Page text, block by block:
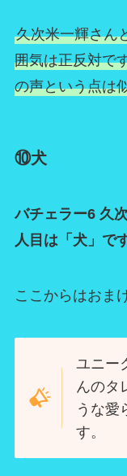
久次米一輝さん
囲気は正反対で
の声という点は
⑩犬
バチェラー6 久
人目は「犬」です
ここからはおま
ユニー
んのタ
うな愛
す。